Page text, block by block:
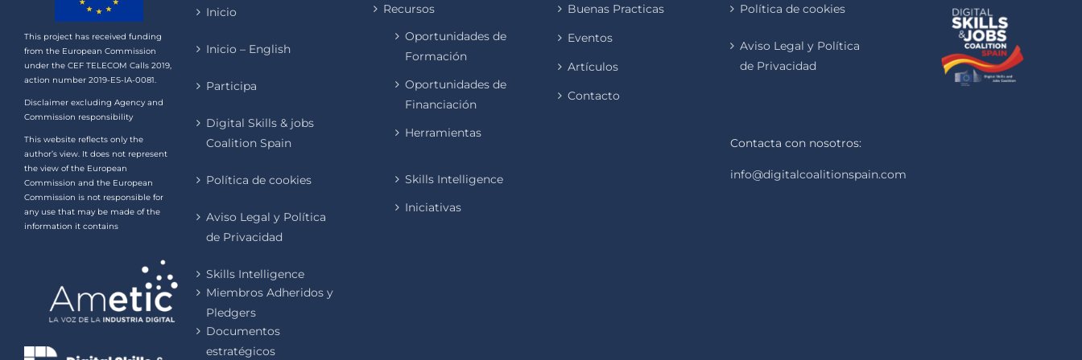
This project has received funding
from the European Commission
under the CEF TELECOM Calls 2019,
action number 2019-ES-IA-0081.
Disclaimer excluding Agency and
Commission responsibility
This website reflects only the
author’s view. It does not represent
the view of the European
Commission and the European
Commission is not responsible for
any use that may be made of the
information it contains
Inicio
Inicio – English
Participa
Digital Skills & jobs
Coalition Spain
Política de cookies
Aviso Legal y Política
de Privacidad
Skills Intelligence
Miembros Adheridos y
Pledgers
Documentos
estratégicos
Recursos
Oportunidades de
Formación
Oportunidades de
Financiación
Herramientas
Skills Intelligence
Iniciativas
Buenas Practicas
Eventos
Artículos
Contacto
Política de cookies
Aviso Legal y Política
de Privacidad
Contacta con nosotros:
info@digitalcoalitionspain.com